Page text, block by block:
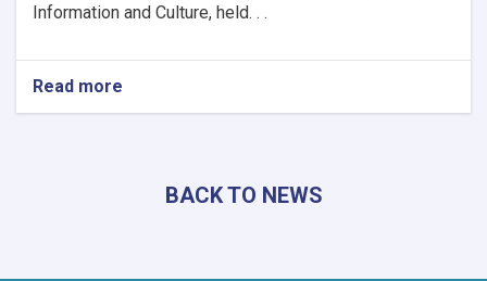
Information and Culture, held. . .
Read more
RegularBACK TO NEWS